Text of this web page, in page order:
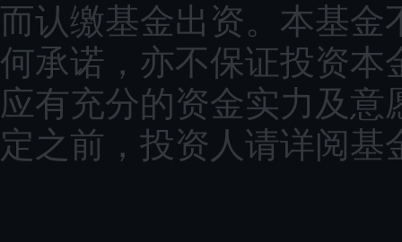
而认缴基金出资。本基金
何承诺，亦不保证投资本
应有充分的资金实力及
定之前，投资人请详阅基